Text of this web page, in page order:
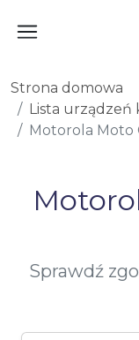
Strona domowa
Lista urządzeń
Motorola Moto
Sprawdź